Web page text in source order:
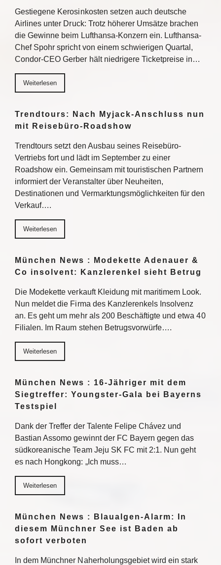
Gestiegene Kerosinkosten setzen auch deutsche
Airlines unter Druck: Trotz höherer Umsätze brachen
die Gewinne beim Lufthansa-Konzern ein. Lufthansa-
Chef Spohr spricht von einem schwierigen Quartal,
Condor-CEO Gerber hält niedrigere Ticketpreise in…
Weiterlesen
Trendtours: Nach Myjack-Anschluss nun
mit Reisebüro-Roadshow
Trendtours setzt den Ausbau seines Reisebüro-
Vertriebs fort und lädt im September zu einer
Roadshow ein. Gemeinsam mit touristischen Partnern
informiert der Veranstalter über Neuheiten,
Destinationen und Vermarktungsmöglichkeiten für den
Verkauf….
Weiterlesen
München News : Modekette Adenauer &
Co insolvent: Kanzlerenkel sieht Betrug
Die Modekette verkauft Kleidung mit maritimem Look.
Nun meldet die Firma des Kanzlerenkels Insolvenz
an. Es geht um mehr als 200 Beschäftigte und etwa 40
Filialen. Im Raum stehen Betrugsvorwürfe….
Weiterlesen
München News : 16-Jähriger mit dem
Siegtreffer: Youngster-Gala bei Bayerns
Testspiel
Dank der Treffer der Talente Felipe Chávez und
Bastian Assomo gewinnt der FC Bayern gegen das
südkoreanische Team Jeju SK FC mit 2:1. Nun geht
es nach Hongkong: „Ich muss…
Weiterlesen
München News : Blaualgen-Alarm: In
diesem Münchner See ist Baden ab
sofort verboten
In dem Münchner Naherholungsgebiet wird ein stark